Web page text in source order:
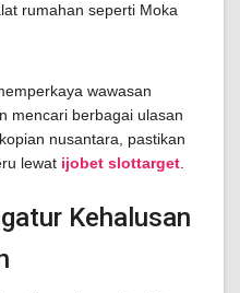
rumahan seperti Moka
wawasan
mencari berbagai ulasan
nusantara, pastikan
lewat ijobet slottarget
Kehalusan